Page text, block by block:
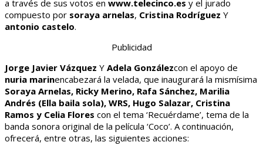
a través de sus votos en www.telecinco.es y el jurado
compuesto por soraya arnelas, Cristina Rodríguez Y
antonio castelo.
Publicidad
Jorge Javier Vázquez Y Adela Gonzálezcon el apoyo de
nuria marinencabezará la velada, que inaugurará la mismísima
Soraya Arnelas, Ricky Merino, Rafa Sánchez, Marilia
Andrés (Ella baila sola), WRS, Hugo Salazar, Cristina
Ramos y Celia Flores con el tema ‘Recuérdame’, tema de la
banda sonora original de la película ‘Coco’. A continuación,
ofrecerá, entre otras, las siguientes acciones: